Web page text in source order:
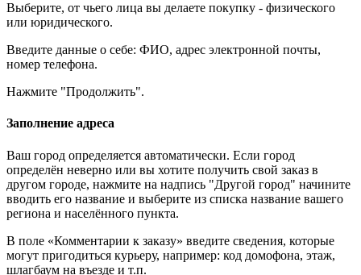
Выберите, от чьего лица вы делаете покупку - физического
или юридического.
Введите данные о себе: ФИО, адрес электронной почты,
номер телефона.
Нажмите "Продолжить".
Заполнение адреса
Ваш город определяется автоматически. Если город
определён неверно или вы хотите получить свой заказ в
другом городе, нажмите на надпись "Другой город" начините
вводить его название и выберите из списка название вашего
региона и населённого пункта.
В поле «Комментарии к заказу» введите сведения, которые
могут пригодиться курьеру, например: код домофона, этаж,
шлагбаум на въезде и т.п.